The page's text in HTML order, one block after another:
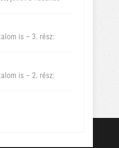
is – 3. rész:
is – 2. rész: